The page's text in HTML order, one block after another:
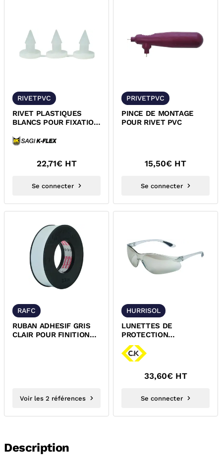
RIVETPVC
RIVET PLASTIQUES
BLANCS POUR FIXATION
ISOLANTES
22,71€ HT
Se connecter
PRIVETPVC
PINCE DE MONTAGE
POUR RIVET PVC
15,50€ HT
Se connecter
RAFC
RUBAN ADHESIF GRIS
CLAIR POUR FINITION
Voir les 2 références
HURRISOL
LUNETTES DE
PROTECTION
EXTERIEUR
33,60€ HT
Se connecter
Description